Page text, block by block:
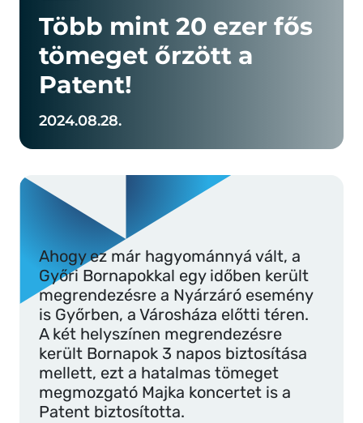
Több mint 20 ezer fős
tömeget őrzött a
Patent!
2024.08.28.
Ahogy ez már hagyománnyá vált, a
Győri Bornapokkal egy időben került
megrendezésre a Nyárzáró esemény
is Győrben, a Városháza előtti téren.
A két helyszínen megrendezésre
került Bornapok 3 napos biztosítása
mellett, ezt a hatalmas tömeget
megmozgató Majka koncertet is a
Patent biztosította.